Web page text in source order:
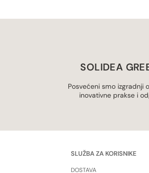
SOLIDEA
Posvećeni smo izgradnji
inovativne prakse i
SLUŽBA ZA KORISNIKE
DOSTAVA